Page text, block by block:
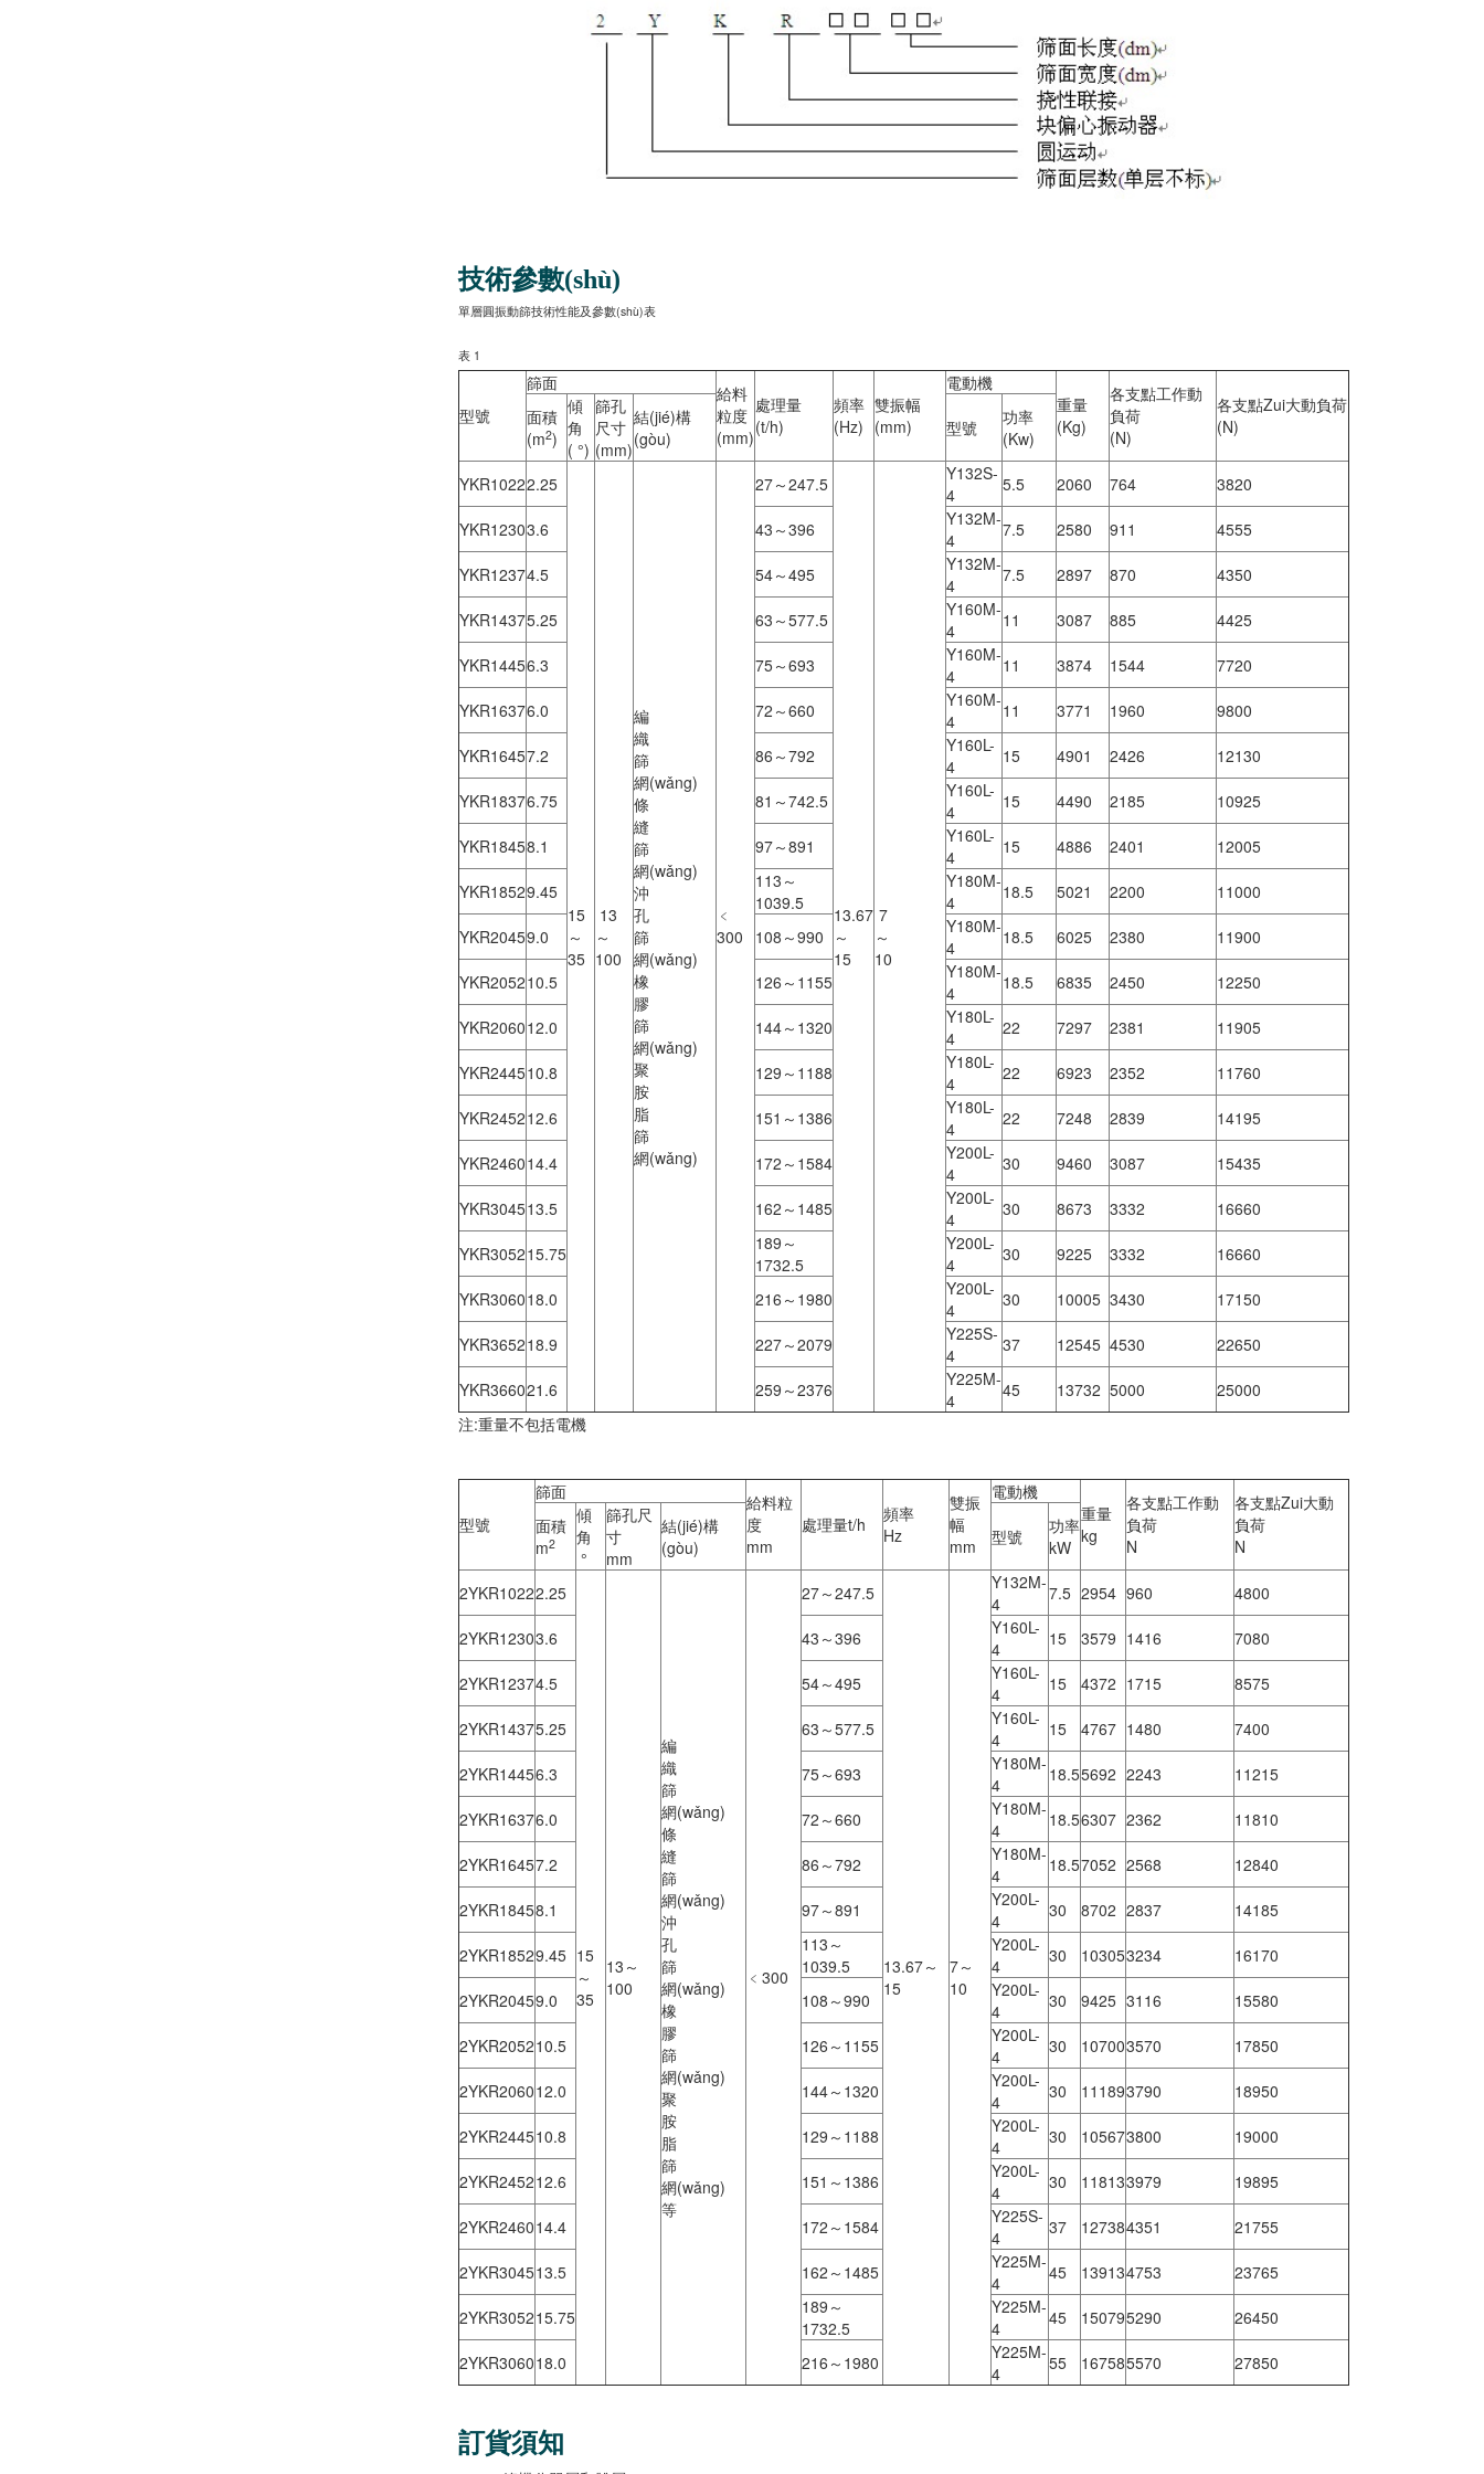
技術參數(shù)
單層圓振動篩技術性能及參數(shù)表
表1
型號
篩面
給料
粒度
(mm)
處理量
(t/h)
頻率
(Hz)
雙振幅
(mm)
電動機
重量
(Kg)
各支點工作動
負荷
(N)
各支點Zui大動負荷
(N)
面積
(m2)
傾
角
( °)
篩孔
尺寸
(mm)
結(jié)構
(gòu)
型號
功率
(Kw)
YKR10222.25
15
～
35
13
～
100
編
織
篩
網(wǎng)
條
縫
篩
網(wǎng)
沖
孔
篩
網(wǎng)
橡
膠
篩
網(wǎng)
聚
胺
脂
篩
網(wǎng)
﹤
300
27～247.5
13.67
～
15
7
～
10
Y132S-
4
5.5 2060 764 3820
YKR12303.6 43～396
Y132M-
4
7.5 2580 911 4555
YKR12374.5 54～495
Y132M-
4
7.5 2897 870 4350
YKR14375.25 63～577.5
Y160M-
4
11 3087 885 4425
YKR14456.3 75～693
Y160M-
4
11 3874 1544 7720
YKR16376.0 72～660
Y160M-
4
11 3771 1960 9800
YKR16457.2 86～792
Y160L-
4
15 4901 2426 12130
YKR18376.75 81～742.5
Y160L-
4
15 4490 2185 10925
YKR18458.1 97～891
Y160L-
4
15 4886 2401 12005
YKR18529.45
113～
1039.5
Y180M-
4
18.5 5021 2200 11000
YKR20459.0 108～990
Y180M-
4
18.5 6025 2380 11900
YKR205210.5 126～1155
Y180M-
4
18.5 6835 2450 12250
YKR206012.0 144～1320
Y180L-
4
22 7297 2381 11905
YKR244510.8 129～1188
Y180L-
4
22 6923 2352 11760
YKR245212.6 151～1386
Y180L-
4
22 7248 2839 14195
YKR246014.4 172～1584
Y200L-
4
30 9460 3087 15435
YKR304513.5 162～1485
Y200L-
4
30 8673 3332 16660
YKR305215.75
189～
1732.5
Y200L-
4
30 9225 3332 16660
YKR306018.0 216～1980
Y200L-
4
30 10005 3430 17150
YKR365218.9 227～2079
Y225S-
4
37 12545 4530 22650
YKR366021.6 259～2376
Y225M-
4
45 13732 5000
25000
注:重量不包括電機
型號
篩面
給料粒
度
mm
處理量t/h
頻率
Hz
雙振
幅
mm
電動機
重量
kg
各支點工作動
負荷
N
各支點Zui大動
負荷
N
面積
m2
傾
角
°
篩孔尺
寸
mm
結(jié)構
(gòu)
型號
功率
kW
2YKR10222.25
15
～
35
13～
100
編
織
篩
網(wǎng)
條
縫
篩
網(wǎng)
沖
孔
篩
網(wǎng)
橡
膠
篩
網(wǎng)
聚
胺
脂
篩
網(wǎng)
等
﹤300
27～247.5
13.67～
15
7～
10
Y132M-
4
7.5 2954 960 4800
2YKR12303.6 43～396
Y160L-
4
15 3579 1416 7080
2YKR12374.5 54～495
Y160L-
4
15 4372 1715 8575
2YKR14375.25 63～577.5
Y160L-
4
15 4767 1480 7400
2YKR14456.3 75～693
Y180M-
4
18.55692 2243 11215
2YKR16376.0 72～660
Y180M-
4
18.56307 2362 11810
2YKR16457.2 86～792
Y180M-
4
18.57052 2568 12840
2YKR18458.1 97～891
Y200L-
4
30 8702 2837 14185
2YKR18529.45
113～
1039.5
Y200L-
4
30 103053234 16170
2YKR20459.0 108～990
Y200L-
4
30 9425 3116 15580
2YKR205210.5 126～1155
Y200L-
4
30 107003570 17850
2YKR206012.0 144～1320
Y200L-
4
30 111893790 18950
2YKR244510.8 129～1188
Y200L-
4
30 105673800 19000
2YKR245212.6 151～1386
Y200L-
4
30 118133979 19895
2YKR246014.4 172～1584
Y225S-
4
37 127384351 21755
2YKR304513.5 162～1485
Y225M-
4
45 139134753 23765
2YKR305215.75
189～
1732.5
Y225M-
4
45 150795290 26450
2YKR306018.0 216～1980
Y225M-
4
55 167585570 27850
訂貨須知